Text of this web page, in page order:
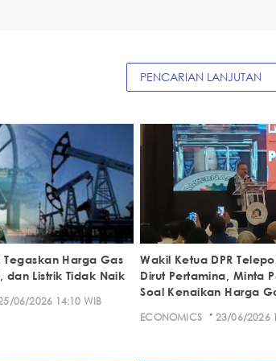
PENCARIAN LANJUTAN
Tegaskan Harga Gas
dan Listrik Tidak Naik
06/2026 14:10 WIB
Wakil Ketua DPR
Dirut Pertamina, Minta
Soal Kenaikan Harga
ECONOMICS · 23/06/2026